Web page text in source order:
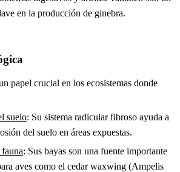
en la producción de ginebra.
papel crucial en los ecosistemas donde
suelo: Su sistema radicular fibroso ayuda a
del suelo en áreas expuestas.
: Sus bayas son una fuente importante
aves como el cedar waxwing (Ampelis